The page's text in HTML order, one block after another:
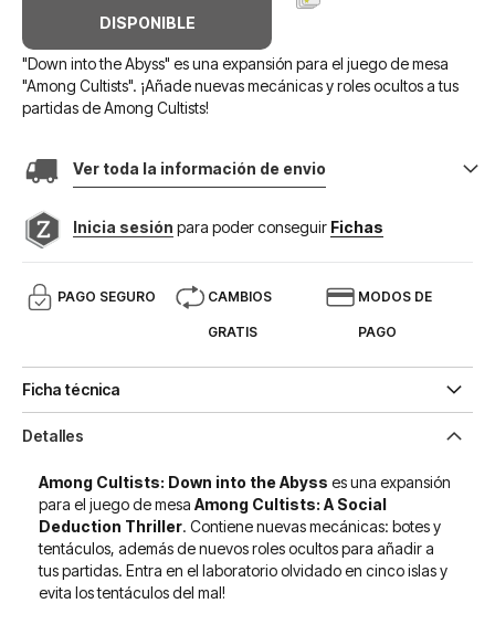
DISPONIBLE
"Down into the Abyss" es una expansión para el juego de mesa
"Among Cultists". ¡Añade nuevas mecánicas y roles ocultos a tus
partidas de Among Cultists!
Ver toda la información de envio
Inicia sesión para poder conseguir Fichas
PAGO SEGURO CAMBIOS
GRATIS
MODOS DE
PAGO
Ficha técnica
Detalles
Among Cultists: Down into the Abyss es una expansión
para el juego de mesa Among Cultists: A Social
Deduction Thriller. Contiene nuevas mecánicas: botes y
tentáculos, además de nuevos roles ocultos para añadir a
tus partidas. Entra en el laboratorio olvidado en cinco islas y
evita los tentáculos del mal!